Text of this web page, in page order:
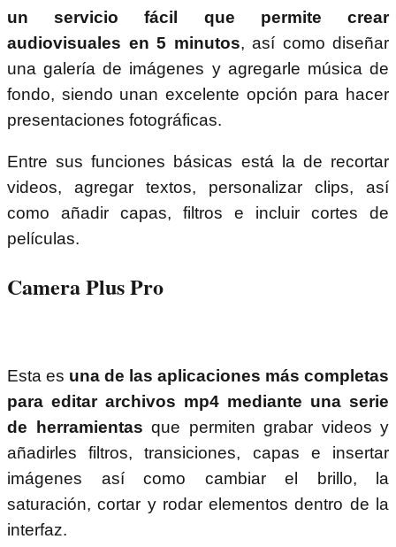
un servicio fácil que permite crear
audiovisuales en 5 minutos, así como diseñar
una galería de imágenes y agregarle música de
fondo, siendo unan excelente opción para hacer
presentaciones fotográficas.
Entre sus funciones básicas está la de recortar
videos, agregar textos, personalizar clips, así
como añadir capas, filtros e incluir cortes de
películas.
Camera Plus Pro
Esta es una de las aplicaciones más completas
para editar archivos mp4 mediante una serie
de herramientas que permiten grabar videos y
añadirles filtros, transiciones, capas e insertar
imágenes así como cambiar el brillo, la
saturación, cortar y rodar elementos dentro de la
interfaz.